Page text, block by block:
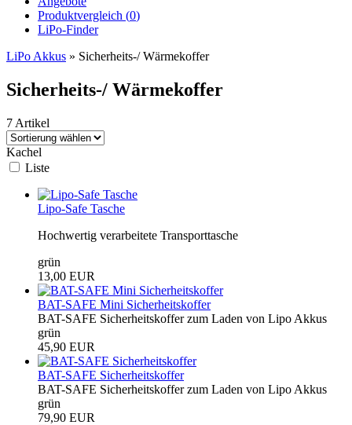
Produktvergleich (0)
LiPo-Finder
LiPo Akkus » Sicherheits-/ Wärmekoffer
Sicherheits-/ Wärmekoffer
7 Artikel
Kachel
Liste
Lipo-Safe Tasche
Hochwertig verarbeitete Transporttasche
grün
13,00 EUR
BAT-SAFE Mini Sicherheitskoffer
BAT-SAFE Sicherheitskoffer zum Laden von Lipo Akkus
grün
45,90 EUR
BAT-SAFE Sicherheitskoffer
BAT-SAFE Sicherheitskoffer zum Laden von Lipo Akkus
grün
79,90 EUR